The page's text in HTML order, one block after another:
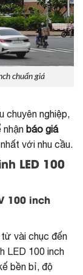
chuẩn giá
chuyên nghiệp,
nhận báo giá
với nhu cầu.
LED 100
100 inch
vài chục đến
LED 100 inch
bền bỉ, độ